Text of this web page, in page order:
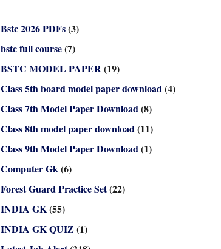
Bstc 2026 PDFs(3)
bstc full course(7)
BSTC MODEL PAPER(19)
Class 5th board model paper download(4)
Class 7th Model Paper Download(8)
Class 8th model paper download(11)
Class 9th Model Paper Download(1)
Computer Gk(6)
Forest Guard Practice Set(22)
INDIA GK(55)
INDIA GK QUIZ (1)